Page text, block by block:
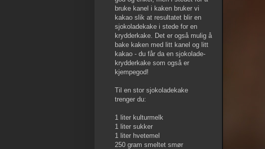
bruke kanel i kaken bruker vi
kakao slik at resultatet blir en
sjokoladekake i stede for en
krydderkake. Det er også mulig å
bake kaken med litt kanel og litt
kakao - du får da en sjokolade-
krydderkake som også er
kjempegod!
Til en stor sjokoladekake
trenger du:
1 liter kulturmelk
1 liter sukker
1 liter hvetemel
250 gram smeltet smør